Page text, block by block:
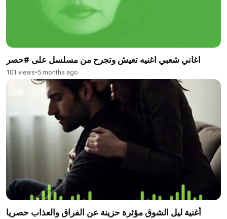
اغاني شعبي اغنيه تعيش وتجرح من مسلسل على #حصر
101 views•5 months ago
أغنية ليل الشوق مؤثرة حزينة عن الفراق والعذاب حصريا